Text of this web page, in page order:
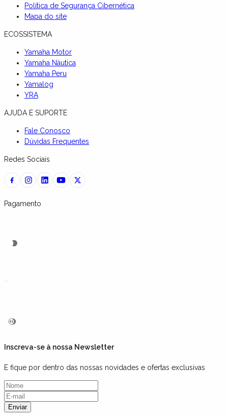
Política de Segurança Cibernética
Mapa do site
ECOSSISTEMA
Yamaha Motor
Yamaha Náutica
Yamaha Peru
Yamalog
YRA
AJUDA E SUPORTE
Fale Conosco
Dúvidas Frequentes
Redes Sociais
Pagamento
Inscreva-se à nossa Newsletter
E fique por dentro das nossas novidades e ofertas exclusivas
Enviar